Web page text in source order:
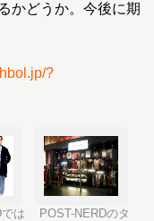
かどうか。今後に期
?
は
POST-NERDのタ